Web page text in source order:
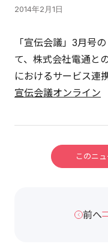
2014年2月1日
「宣伝会議」3月号
て、株式会社電通と
におけるサービス連
宣伝会議オンライン
このニ
前へ